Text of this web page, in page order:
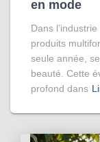
en mode
Dans
produits
seule année,
beauté. Cette
profond dans